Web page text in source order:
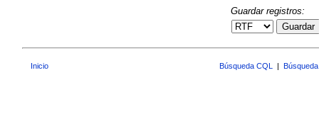
Guardar registros:
Guardar
Inicio Búsqueda CQL